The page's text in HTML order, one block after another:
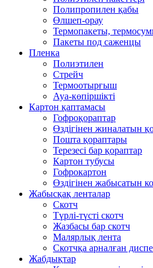
Полипропилен қабы
Өлшеп-орау
Термопакеты,
Пакеты под саженцы
Пленка
Полиэтилен
Стрейч
Термоотырғыш
Ауа-көпіршікті
Картон қаптамасы
Гофроқораптар
Өздігінен жиналатын
Пошта қораптары
Терезесі бар қораптар
Картон тубусы
Гофрокартон
Өздігінен жабысатын
Жабысқақ ленталар
Скотч
Түрлі-түсті скотч
Жазбасы бар скотч
Малярлық лента
Скотчқа арналған
Жабдықтар